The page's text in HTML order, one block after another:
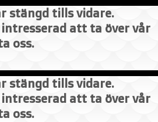
stängd tills vidare.
att ta över vår
oss.
stängd tills vidare.
att ta över vår
oss.